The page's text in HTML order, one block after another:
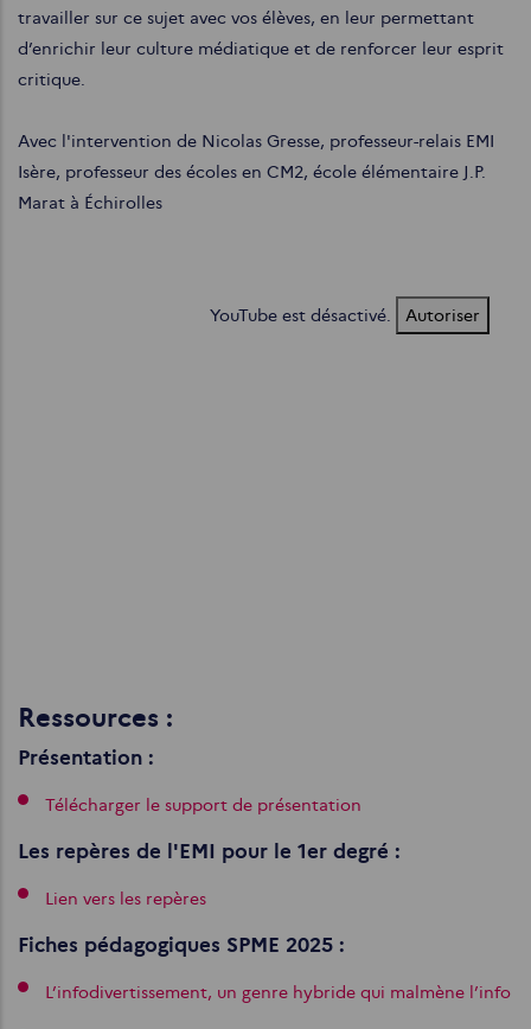
travailler sur ce sujet avec vos élèves, en leur permettant
d’enrichir leur culture médiatique et de renforcer leur esprit
critique.
Avec l'intervention de Nicolas Gresse, professeur-relais EMI
Isère, professeur des écoles en CM2, école élémentaire J.P.
Marat à Échirolles
YouTube est désactivé. Autoriser
Ressources :
Présentation :
Télécharger le support de présentation
Les repères de l'EMI pour le 1er degré :
Lien vers les repères
Fiches pédagogiques SPME 2025 :
L’infodivertissement, un genre hybride qui malmène l’info